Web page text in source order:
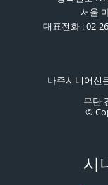
서울
대표전화 : 02-
나주시니어신
무단
©
시